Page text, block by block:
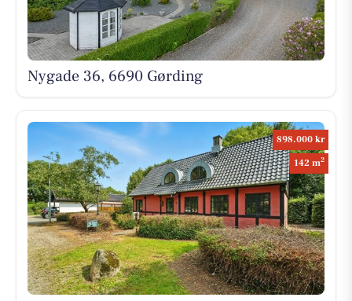
Nygade 36, 6690 Gørding
898.000 kr
142 m2